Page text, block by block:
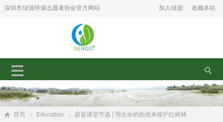
深圳市绿源环保志愿者协会官方网站 加入绿源: 收藏本站
首页 Education 蔚蓝课堂节选 | 用生命的热情来保护红树林